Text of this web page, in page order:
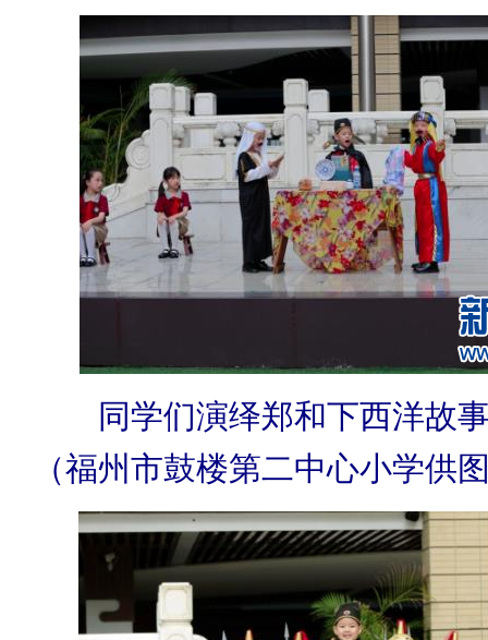
同学们演绎郑和下西洋故事
（福州市鼓楼第二中心小学供